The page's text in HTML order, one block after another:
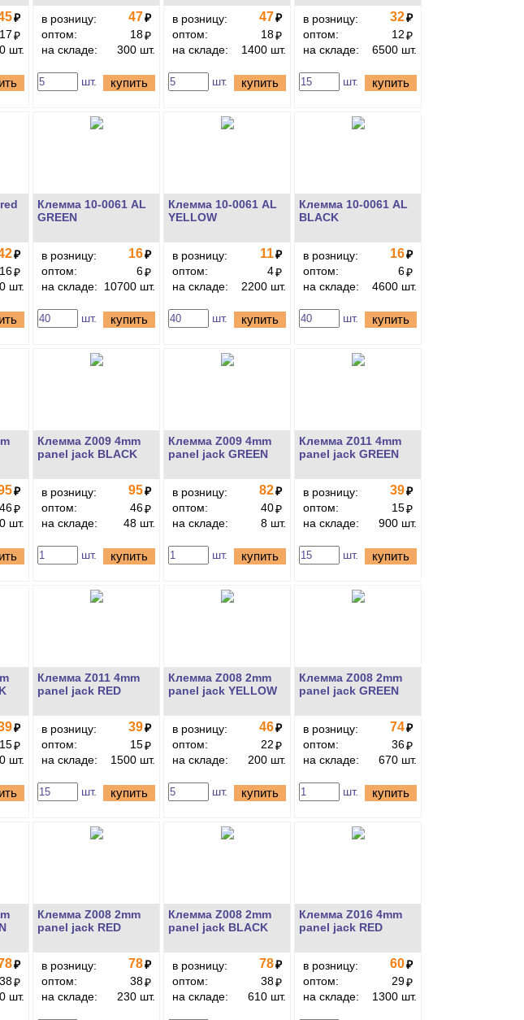
₽
17₽
шт.
в розницу: 47₽
оптом:
18₽
на складе:
300 шт.
шт. купить
в розницу: 47₽
оптом:
18₽
на складе:
1400 шт.
шт. купить
в розницу: 32₽
оптом:
12₽
на складе:
6500 шт.
шт. купить
₽
16₽
шт.
Клемма 10-0061 AL
GREEN
в розницу: 16₽
оптом:
6₽
на складе:
10700 шт.
шт. купить
Клемма 10-0061 AL
YELLOW
в розницу: 11₽
оптом:
4₽
на складе:
2200 шт.
шт. купить
Клемма 10-0061 AL
BLACK
в розницу: 16₽
оптом:
6₽
на складе:
4600 шт.
шт. купить
₽
46₽
шт.
Клемма Z009 4mm
panel jack BLACK
в розницу: 95₽
оптом:
46₽
на складе:
48 шт.
шт. купить
Клемма Z009 4mm
panel jack GREEN
в розницу: 82₽
оптом:
40₽
на складе:
8 шт.
шт. купить
Клемма Z011 4mm
panel jack GREEN
в розницу: 39₽
оптом:
15₽
на складе:
900 шт.
шт. купить
₽
15₽
шт.
Клемма Z011 4mm
panel jack RED
в розницу: 39₽
оптом:
15₽
на складе:
1500 шт.
шт. купить
Клемма Z008 2mm
panel jack YELLOW
в розницу: 46₽
оптом:
22₽
на складе:
200 шт.
шт. купить
Клемма Z008 2mm
panel jack GREEN
в розницу: 74₽
оптом:
36₽
на складе:
670 шт.
шт. купить
₽
38₽
шт.
Клемма Z008 2mm
panel jack RED
в розницу: 78₽
оптом:
38₽
на складе:
230 шт.
Клемма Z008 2mm
panel jack BLACK
в розницу: 78₽
оптом:
38₽
на складе:
610 шт.
Клемма Z016 4mm
panel jack RED
в розницу: 60₽
оптом:
29₽
на складе:
1300 шт.